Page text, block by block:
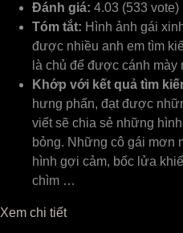
Đánh giá: 4.03 (533 vote)
Tóm tắt: Hình ảnh gái
được nhiều anh em tìm
là chủ để được cánh mày
Khớp với kết quả tìm
hưng phấn, đạt được
viết sẽ chia sẻ những
bỏng. Những cô gái mơn
hình gợi cảm, bốc lửa
chìm …
Xem chi tiết